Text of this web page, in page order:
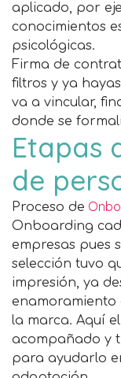
aplicado, por
conocimientos
psicológicas.
Firma de
filtros y ya
va a vincular,
donde se
Etapas
de
Proceso de
Onboarding
empresas pues
selección tuvo
impresión, ya
la marca. Aquí
acompañado y
para ayudarlo